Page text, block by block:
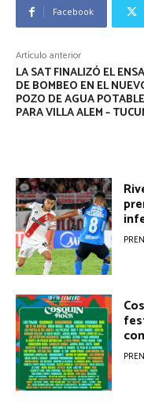
Facebook
Artículo anterior
LA SAT FINALIZÓ EL
DE BOMBEO EN EL
POZO DE AGUA POTABLE
PARA VILLA ALEM –